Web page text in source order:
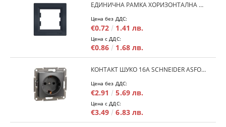
ЕДИНИЧНА РАМКА ХОРИЗОНТАЛНА SCHNEIDER ASFORA EPH5800171 - АНТРАЦИТ
Цена без ДДС:
€0.72 1.41 лв.
Цена с ДДС:
€0.86 1.68 лв.
КОНТАКТ ШУКО 16A SCHNEIDER ASFORA EPH2900171 - АНРАЦИТ
Цена без ДДС:
€2.91 5.69 лв.
Цена с ДДС:
€3.49 6.83 лв.